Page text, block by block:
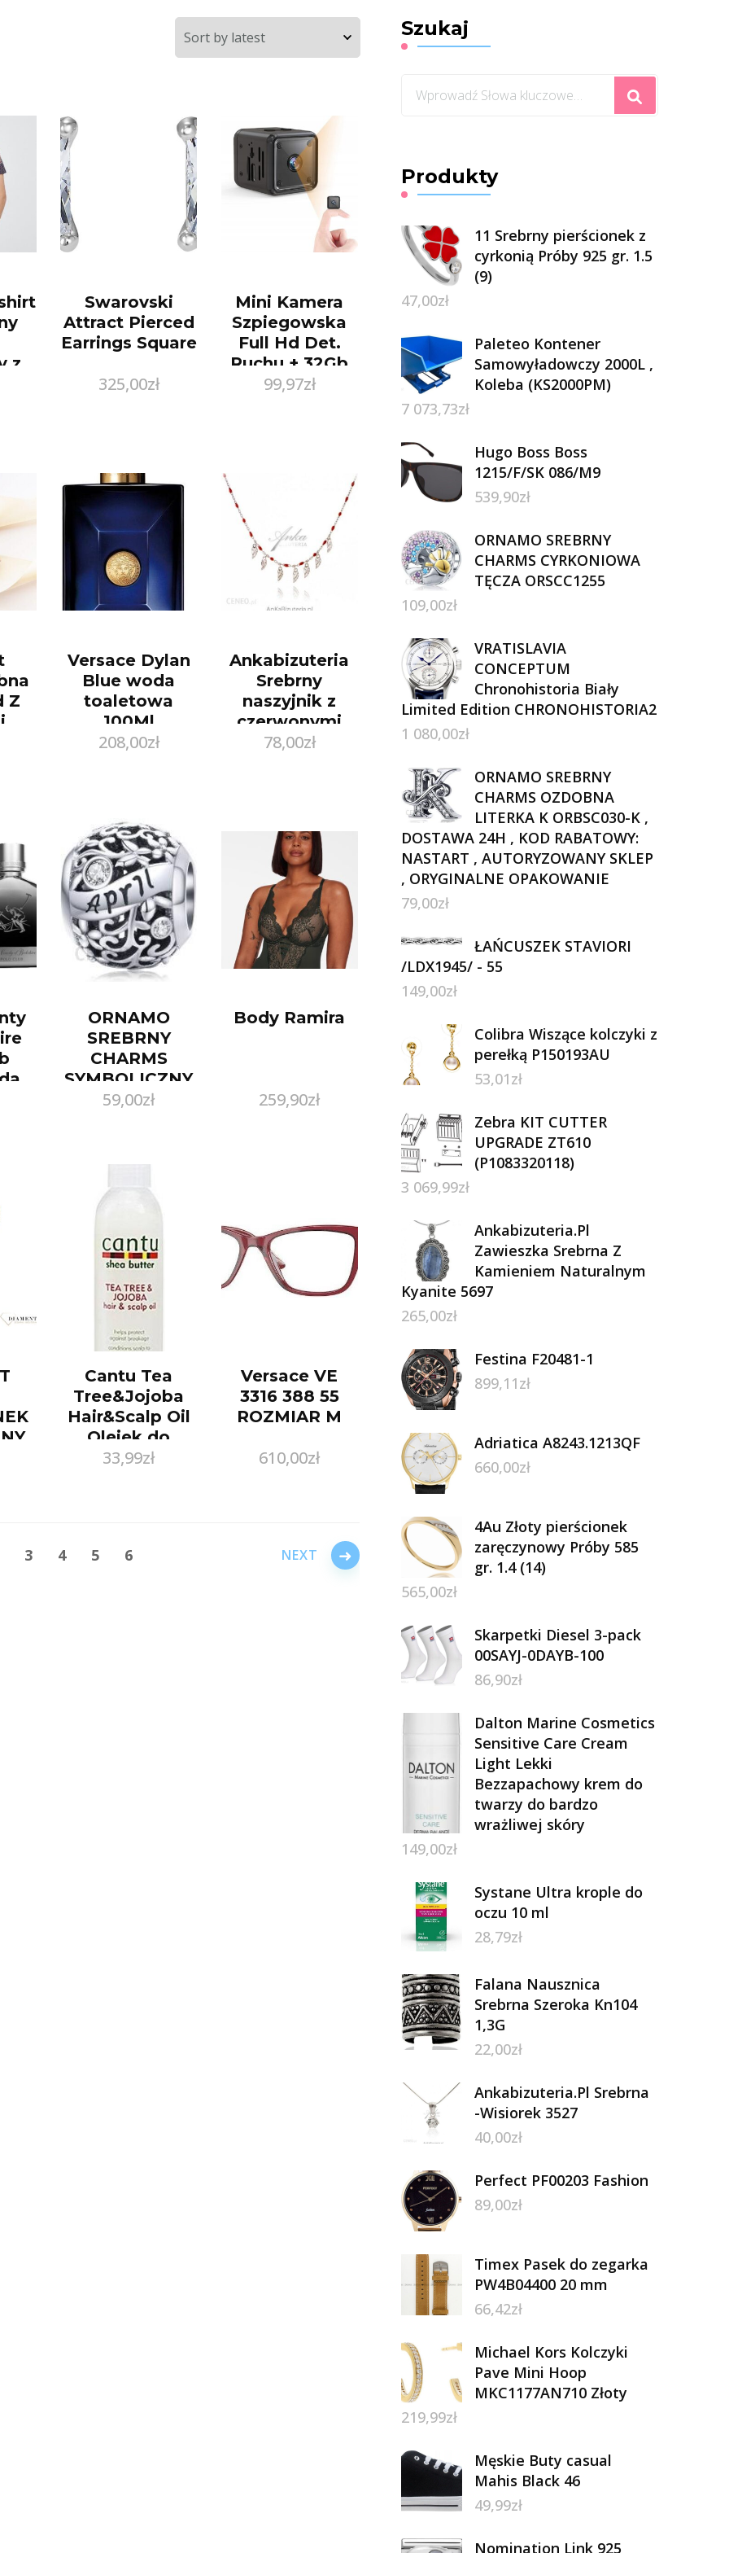
z
Swarovski
Attract Pierced
Earrings Square
325,00zł
Mini Kamera
Szpiegowska
Full Hd Det.
Ruchu + 32Gb
99,97zł
Z
Versace Dylan
Blue woda
toaletowa
100Ml
208,00zł
Ankabizuteria
Srebrny
naszyjnik z
czerwonymi
koralikami i
78,00zł
ORNAMO
SREBRNY
CHARMS
SYMBOLICZNY
KWIECIEŃ
59,00zł
Body Ramira
259,90zł
Cantu Tea
Tree&Jojoba
Hair&Scalp Oil
Olejek do
włosów i skóry
33,99zł
Versace VE
3316 388 55
ROZMIAR M
610,00zł
3 4 5 6 →
Szukaj
Szukasz
Produkty
11 Srebrny pierścionek z
cyrkonią Próby 925 gr. 1.5
(9)
47,00zł
Paleteo Kontener
Samowyładowczy 2000L ,
Koleba (KS2000PM)
7 073,73zł
Hugo Boss Boss
1215/F/SK 086/M9
539,90zł
ORNAMO SREBRNY
CHARMS CYRKONIOWA
TĘCZA ORSCC1255
109,00zł
VRATISLAVIA
CONCEPTUM
Chronohistoria Biały
Limited Edition CHRONOHISTORIA2
1 080,00zł
ORNAMO SREBRNY
CHARMS OZDOBNA
LITERKA K ORBSC030-K ,
DOSTAWA 24H , KOD RABATOWY:
NASTART , AUTORYZOWANY SKLEP
, ORYGINALNE OPAKOWANIE
79,00zł
ŁAŃCUSZEK STAVIORI
/LDX1945/ - 55
149,00zł
Colibra Wiszące kolczyki z
perełką P150193AU
53,01zł
Zebra KIT CUTTER
UPGRADE ZT610
(P1083320118)
3 069,99zł
Ankabizuteria.Pl
Zawieszka Srebrna Z
Kamieniem Naturalnym
Kyanite 5697
265,00zł
Festina F20481-1
899,11zł
Adriatica A8243.1213QF
660,00zł
4Au Złoty pierścionek
zaręczynowy Próby 585
gr. 1.4 (14)
565,00zł
Skarpetki Diesel 3-pack
00SAYJ-0DAYB-100
86,90zł
Dalton Marine Cosmetics
Sensitive Care Cream
Light Lekki
Bezzapachowy krem do
twarzy do bardzo
wrażliwej skóry
149,00zł
Systane Ultra krople do
oczu 10 ml
28,79zł
Falana Nausznica
Srebrna Szeroka Kn104
1,3G
22,00zł
Ankabizuteria.Pl Srebrna
-Wisiorek 3527
40,00zł
Perfect PF00203 Fashion
89,00zł
Timex Pasek do zegarka
PW4B04400 20 mm
66,42zł
Michael Kors Kolczyki
Pave Mini Hoop
MKC1177AN710 Złoty
219,99zł
Męskie Buty casual
Mahis Black 46
49,99zł
Nomination Link 925